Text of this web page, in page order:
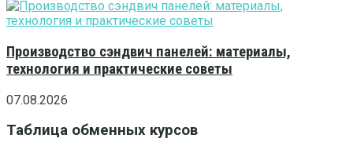
Производство сэндвич панелей: материалы,
технология и практические советы
07.08.2026
Таблица обменных курсов